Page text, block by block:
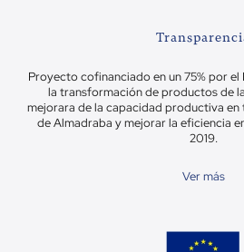
Proyecto cofinanciado en un 75% por
la transformación de productos de
mejorara de la capacidad productiva en
de Almadraba y mejorar la eficiencia
2019.
Ver más